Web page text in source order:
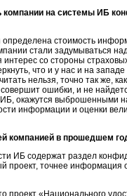
компании на системы ИБ
определена стоимость
стали задумываться
со стороны
что и у нас и на западе
нельзя, точно так же,
ошибки, и не
ИБ, окажутся
информации и оценки
компанией в прошедшем
ИБ содержат раздел
проект, точнее информация
проект «Национального